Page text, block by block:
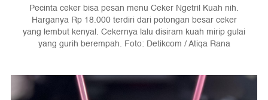
Pecinta ceker bisa pesan menu Ceker Ngetril Kuah nih.
Harganya Rp 18.000 terdiri dari potongan besar ceker
yang lembut kenyal. Cekernya lalu disiram kuah mirip gulai
yang gurih berempah. Foto: Detikcom / Atiqa Rana